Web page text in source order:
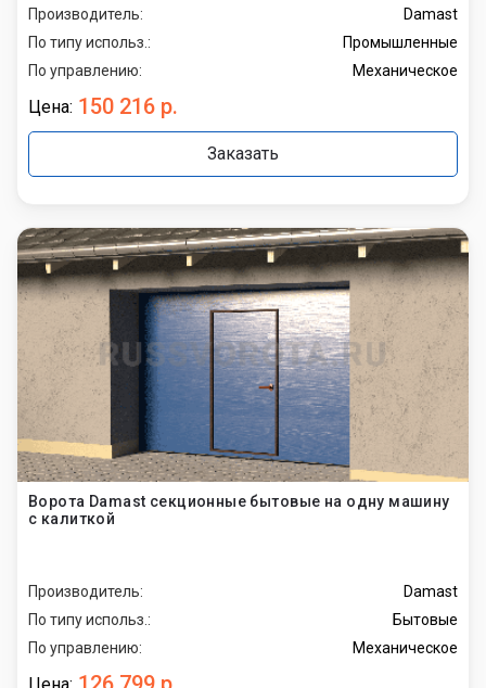
Производитель:
Damast
По типу использ.:
Промышленные
По управлению:
Механическое
Цена: 150 216 р.
Заказать
Ворота Damast секционные бытовые на одну машину
с калиткой
Производитель:
Damast
По типу использ.:
Бытовые
По управлению:
Механическое